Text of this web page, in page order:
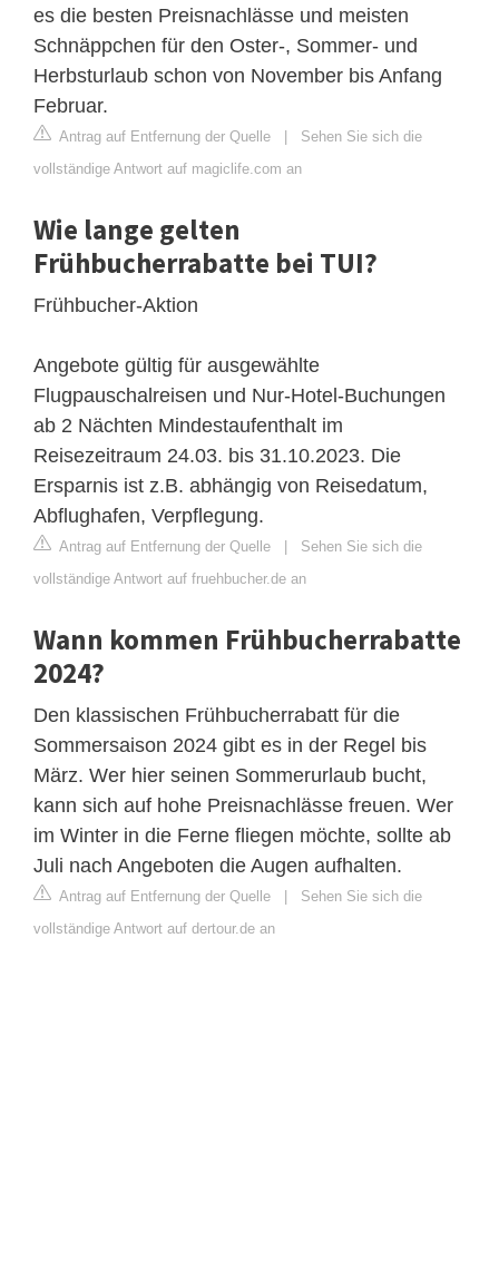
es die besten Preisnachlässe und meisten
Schnäppchen für den Oster-, Sommer- und
Herbsturlaub schon von November bis Anfang
Februar.
Antrag auf Entfernung der Quelle | Sehen Sie sich die
vollständige Antwort auf magiclife.com an
Wie lange gelten
Frühbucherrabatte bei TUI?
Frühbucher-Aktion
Angebote gültig für ausgewählte
Flugpauschalreisen und Nur-Hotel-Buchungen
ab 2 Nächten Mindestaufenthalt im
Reisezeitraum 24.03. bis 31.10.2023. Die
Ersparnis ist z.B. abhängig von Reisedatum,
Abflughafen, Verpflegung.
Antrag auf Entfernung der Quelle | Sehen Sie sich die
vollständige Antwort auf fruehbucher.de an
Wann kommen Frühbucherrabatte
2024?
Den klassischen Frühbucherrabatt für die
Sommersaison 2024 gibt es in der Regel bis
März. Wer hier seinen Sommerurlaub bucht,
kann sich auf hohe Preisnachlässe freuen. Wer
im Winter in die Ferne fliegen möchte, sollte ab
Juli nach Angeboten die Augen aufhalten.
Antrag auf Entfernung der Quelle | Sehen Sie sich die
vollständige Antwort auf dertour.de an